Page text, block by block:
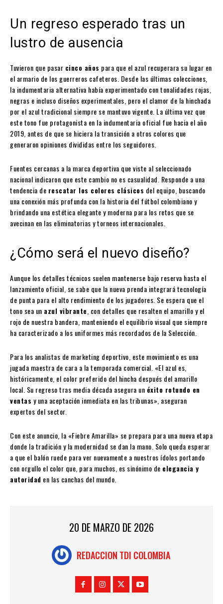
Un regreso esperado tras un
lustro de ausencia
Tuvieron que pasar cinco años para que el azul recuperara su lugar en
el armario de los guerreros cafeteros. Desde las últimas colecciones,
la indumentaria alternativa había experimentado con tonalidades rojas,
negras e incluso diseños experimentales, pero el clamor de la hinchada
por el azul tradicional siempre se mantuvo vigente. La última vez que
este tono fue protagonista en la indumentaria oficial fue hacia el año
2019, antes de que se hiciera la transición a otros colores que
generaron opiniones divididas entre los seguidores.
Fuentes cercanas a la marca deportiva que viste al seleccionado
nacional indicaron que este cambio no es casualidad. Responde a una
tendencia de rescatar los colores clásicos del equipo, buscando
una conexión más profunda con la historia del fútbol colombiano y
brindando una estética elegante y moderna para los retos que se
avecinan en las eliminatorias y torneos internacionales.
¿Cómo será el nuevo diseño?
Aunque los detalles técnicos suelen mantenerse bajo reserva hasta el
lanzamiento oficial, se sabe que la nueva prenda integrará tecnología
de punta para el alto rendimiento de los jugadores. Se espera que el
tono sea un azul vibrante, con detalles que resalten el amarillo y el
rojo de nuestra bandera, manteniendo el equilibrio visual que siempre
ha caracterizado a los uniformes más recordados de la Selección.
Para los analistas de marketing deportivo, este movimiento es una
jugada maestra de cara a la temporada comercial. «El azul es,
históricamente, el color preferido del hincha después del amarillo
local. Su regreso tras media década asegura un éxito rotundo en
ventas y una aceptación inmediata en las tribunas», aseguran
expertos del sector.
Con este anuncio, la «Fiebre Amarilla» se prepara para una nueva etapa
donde la tradición y la modernidad se dan la mano. Solo queda esperar
a que el balón ruede para ver nuevamente a nuestros ídolos portando
con orgullo el color que, para muchos, es sinónimo de elegancia y
autoridad en las canchas del mundo.
20 DE MARZO DE 2026
REDACCION TDI COLOMBIA